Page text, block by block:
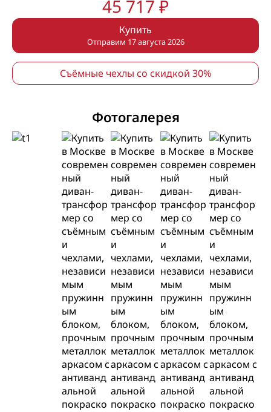
45 717 ₽
Купить
Отправим 17 августа 2026
Съёмные чехлы со скидкой 30%
Фотогалерея